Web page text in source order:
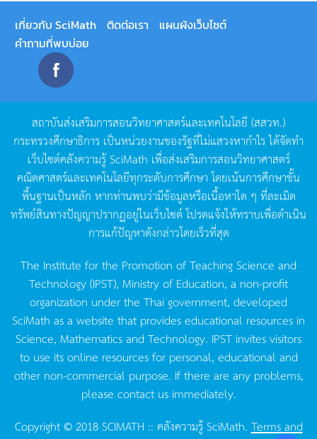
เกี่ยวกับ SciMath ติดต่อเรา
แผนผังเว็บไซต์
คำถามที่พบบ่อย
สถาบันส่งเสริมการสอนวิทยาศาสตร์และเทคโนโลยี (สสวท.)
กระทรวงศึกษาธิการ เป็นหน่วยงานของรัฐที่ไม่แสวงหากำไรได้จัดทำ
เว็บไซต์คลังความรู้SciMath เพื่อส่งเสริมการสอนวิทยาศาสตร์
คณิตศาสตร์และเทคโนโลยีทุกระดับการศึกษา โดยเน้นการศึกษาขั้น
พื้นฐานเป็นหลัก หากท่านพบว่ามีข้อมูลหรือเนื้อหาใด ๆ ที่ละเมิด
ทรัพย์สินทางปัญญาปรากฏอยู่ในเว็บไซต์โปรดแจ้งให้ทราบเพื่อดำเนิน
การแก้ปัญหาดังกล่าวโดยเร็วที่สุด
The Institute for the Promotion of Teaching Science and
Technology (IPST), Ministry of Education, a non-profit
organization under the Thai government, developed
SciMath as a website that provides educational resources in
Science, Mathematics and Technology. IPST invites visitors
to use its online resources for personal, educational and
other non-commercial purpose. If there are any problems,
please contact us immediately.
Copyright © 2018 SCIMATH :: คลังความรู้ SciMath.Terms and